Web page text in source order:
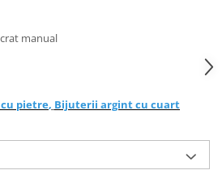
manual
pietre, Bijuterii argint cu cuart